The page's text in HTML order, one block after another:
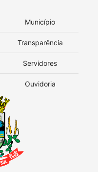
Município
Transparência
Servidores
Ouvidoria